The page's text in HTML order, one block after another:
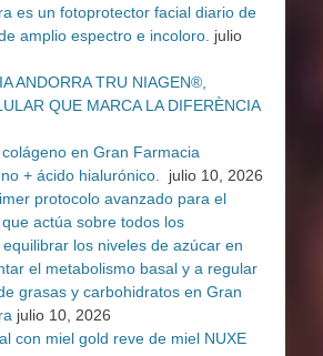
es un fotoprotector facial diario de
amplio espectro e incoloro. julio
ANDORRA TRU NIAGEN®,
QUE MARCA LA DIFERÈNCIA
en Gran Farmacia
+ ácido hialurónico.
julio 10, 2026
protocolo avanzado para el
actúa sobre todos los
los niveles de azúcar en
el metabolismo basal y a regular
grasas y carbohidratos en Gran
julio 10, 2026
con miel gold reve de miel NUXE